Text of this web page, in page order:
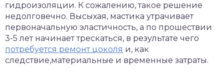
гидроизоляции. К сожалению, такое решение
недолговечно. Высыхая, мастика утрачивает
первоначальную эластичность, а по прошествии
3-5 лет начинает трескаться, в результате чего
потребуется ремонт цоколя и, как
следствие,материальные и временные затраты.